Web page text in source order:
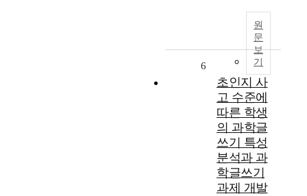
원
문
보
기
6
초인지 사
고 수준에
따른 학생
의 과학글
쓰기 특성
분석과 과
학글쓰기
과제 개발